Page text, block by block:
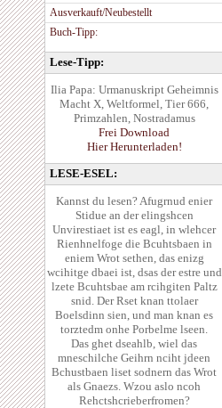
Ausverkauft/Neubestellt
Buch-Tipp:
Lese-Tipp:
Ilia Papa: Urmanuskript Geheimnis
Macht X, Weltformel, Tier 666,
Primzahlen, Nostradamus
Frei Download
Hier Herunterladen!
LESE-ESEL:
Kannst du lesen? Afugrnud enier
Stidue an der elingshcen
Unvirestiaet ist es eagl, in wlehcer
Rienhnelfoge die Bcuhtsbaen in
eniem Wrot sethen, das enizg
wcihitge dbaei ist, dsas der estre und
lzete Bcuhtsbae am rcihgiten Paltz
snid. Der Rset knan ttolaer
Boelsdinn sien, und man knan es
torztedm onhe Porbelme lseen.
Das ghet dseahlb, wiel das
mneschilche Geihrn nciht jdeen
Bchustbaen liset sodnern das Wrot
als Gnaezs. Wzou aslo ncoh
Rehctshcrieberfromen?